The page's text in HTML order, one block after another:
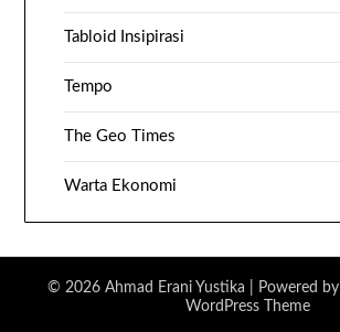
Tabloid Insipirasi
Tempo
The Geo Times
Warta Ekonomi
© 2026 Ahmad Erani Yustika | Powered by
WordPress Theme